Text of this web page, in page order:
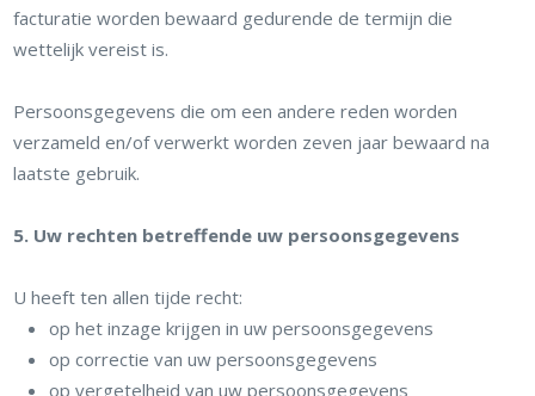
facturatie worden bewaard gedurende de termijn die
wettelijk vereist is.
Persoonsgegevens die om een andere reden worden
verzameld en/of verwerkt worden zeven jaar bewaard na
laatste gebruik.
5. Uw rechten betreffende uw persoonsgegevens
U heeft ten allen tijde recht:
op het inzage krijgen in uw persoonsgegevens
op correctie van uw persoonsgegevens
op vergetelheid van uw persoonsgegevens